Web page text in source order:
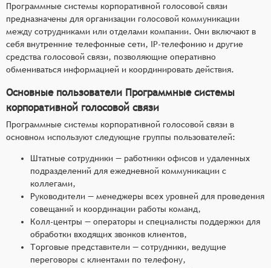
Программные системы корпоративной голосовой связи
предназначены для организации голосовой коммуникации
между сотрудниками или отделами компании. Они включают в
себя внутренние телефонные сети, IP-телефонию и другие
средства голосовой связи, позволяющие оперативно
обмениваться информацией и координировать действия.
Основные пользователи Программные системы
корпоративной голосовой связи
Программные системы корпоративной голосовой связи в
основном используют следующие группы пользователей:
Штатные сотрудники — работники офисов и удаленных
подразделений для ежедневной коммуникации с
коллегами,
Руководители — менеджеры всех уровней для проведения
совещаний и координации работы команд,
Колл-центры — операторы и специалисты поддержки для
обработки входящих звонков клиентов,
Торговые представители — сотрудники, ведущие
переговоры с клиентами по телефону,